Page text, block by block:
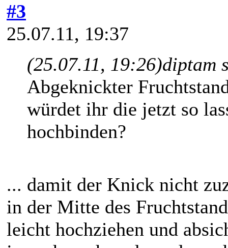
#3
25.07.11, 19:37
(25.07.11, 19:26)diptam
Abgeknickter
würdet ihr die jetzt so
hochbinden?
... damit der Knick nicht
in der Mitte des
leicht hochziehen und